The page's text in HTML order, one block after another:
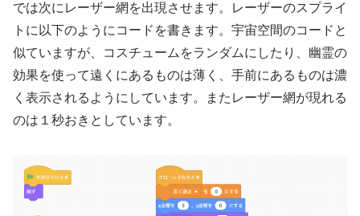
では次にレーザー網を出現させます。レーザーのスプライ
トに以下のようにコードを書きます。宇宙空間のコードと
似ていますが、コスチュームをランダムにしたり、幽霊の
効果を使って遠くにあるものは薄く、手前にあるものは濃
く表示されるようにしています。またレーザー網が現れる
のは１秒おきとしています。